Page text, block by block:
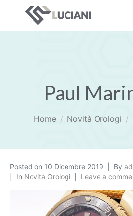
Paul
Home Novità Orologi
Posted on 10 Dicembre 2019 By
In Novità Orologi Leave a